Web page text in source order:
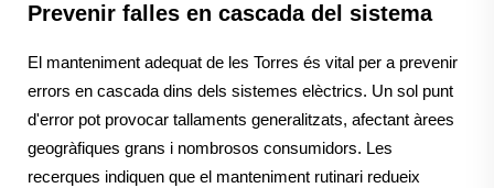
Prevenir falles en cascada del sistema
El manteniment adequat de les Torres és vital per a prevenir
errors en cascada dins dels sistemes elèctrics. Un sol punt
d'error pot provocar tallaments generalitzats, afectant àrees
geogràfiques grans i nombrosos consumidors. Les
recerques indiquen que el manteniment rutinari redueix